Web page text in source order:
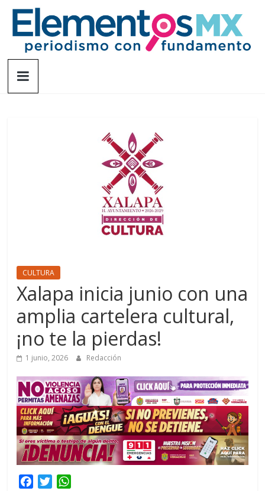
Saltar
contenido
Elementosmx
CULTURA
Xalapa inicia junio con una
amplia cartelera cultural,
¡no te la pierdas!
1 junio, 2026 Redacción
T